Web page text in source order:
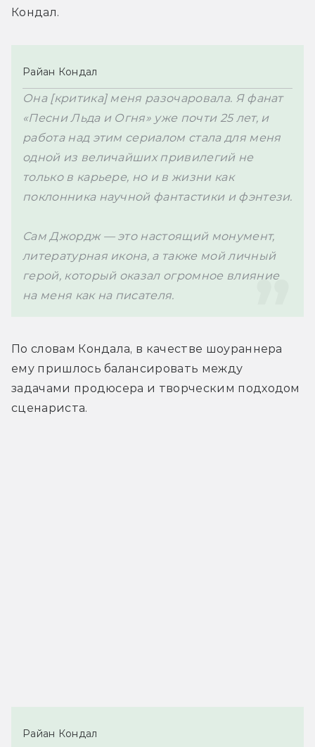
Кондал.
Райан Кондал
Она [критика] меня разочаровала. Я фанат
«Песни Льда и Огня» уже почти 25 лет, и
работа над этим сериалом стала для меня
одной из величайших привилегий не
только в карьере, но и в жизни как
поклонника научной фантастики и фэнтези.
Сам Джордж — это настоящий монумент,
литературная икона, а также мой личный
герой, который оказал огромное влияние
на меня как на писателя.
По словам Кондала, в качестве шоураннера
ему пришлось балансировать между
задачами продюсера и творческим подходом
сценариста.
Райан Кондал